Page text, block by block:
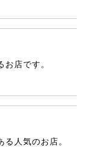
お店です。
人気のお店。